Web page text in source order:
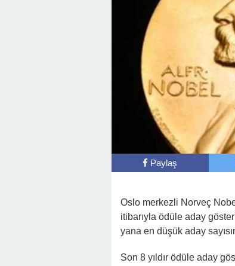
Paylaş
Oslo merkezli Norveç
itibarıyla ödüle aday
yana en düşük aday
Son 8 yıldır ödüle aday